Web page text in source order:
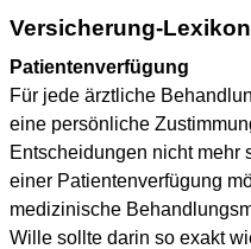
Versicherung-
Patientenverfügung
Für jede ärztliche
eine persönliche
Entscheidungen nicht mehr
einer Patientenverfügung
medizinische
Wille sollte darin so exakt